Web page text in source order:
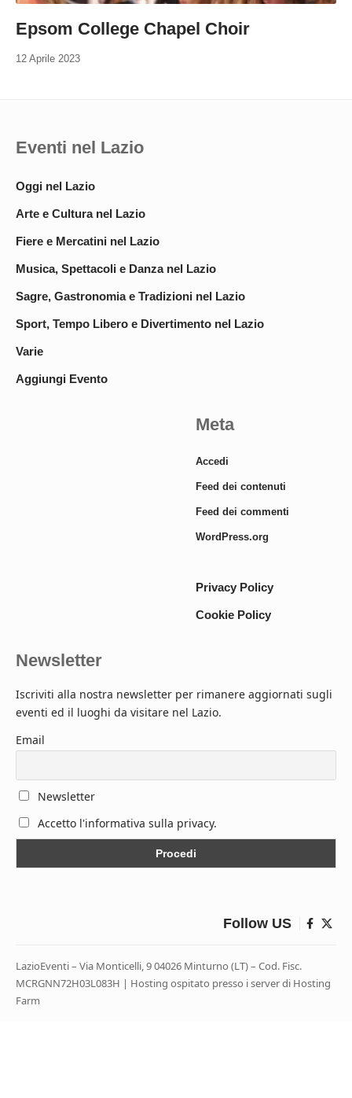
Epsom College Chapel Choir
12 Aprile 2023
Eventi nel Lazio
Oggi nel Lazio
Arte e Cultura nel Lazio
Fiere e Mercatini nel Lazio
Musica, Spettacoli e Danza nel Lazio
Sagre, Gastronomia e Tradizioni nel Lazio
Sport, Tempo Libero e Divertimento nel Lazio
Varie
Aggiungi Evento
Meta
Accedi
Feed dei contenuti
Feed dei commenti
WordPress.org
Privacy Policy
Cookie Policy
Newsletter
Iscriviti alla nostra newsletter per rimanere aggiornati sugli
eventi ed il luoghi da visitare nel Lazio.
Email
Newsletter
Accetto l'informativa sulla privacy.
Follow US
LazioEventi – Via Monticelli, 9 04026 Minturno (LT) – Cod. Fisc.
MCRGNN72H03L083H | Hosting ospitato presso i server di Hosting
Farm